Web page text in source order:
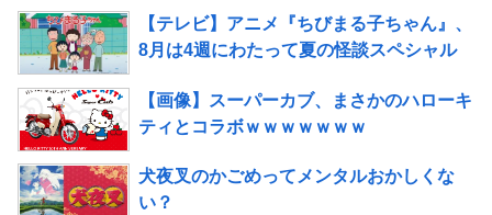
【テレビ】アニメ『ちびまる子ちゃん』、
8月は4週にわたって夏の怪談スペシャル
【画像】スーパーカブ、まさかのハローキ
ティとコラボｗｗｗｗｗｗｗ
犬夜叉のかごめってメンタルおかしくな
い？